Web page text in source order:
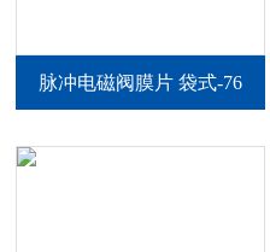
脉冲电磁阀膜片 袋式-76